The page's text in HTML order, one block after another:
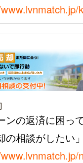
ンの返済に困っ
の相談がしたい」